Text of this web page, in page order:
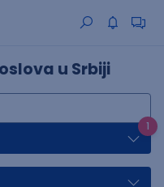
u Srbiji
1